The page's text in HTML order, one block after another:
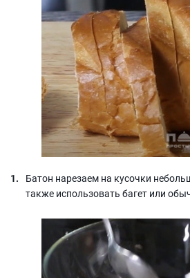
Батон нарезаем на кусочки
также использовать багет или